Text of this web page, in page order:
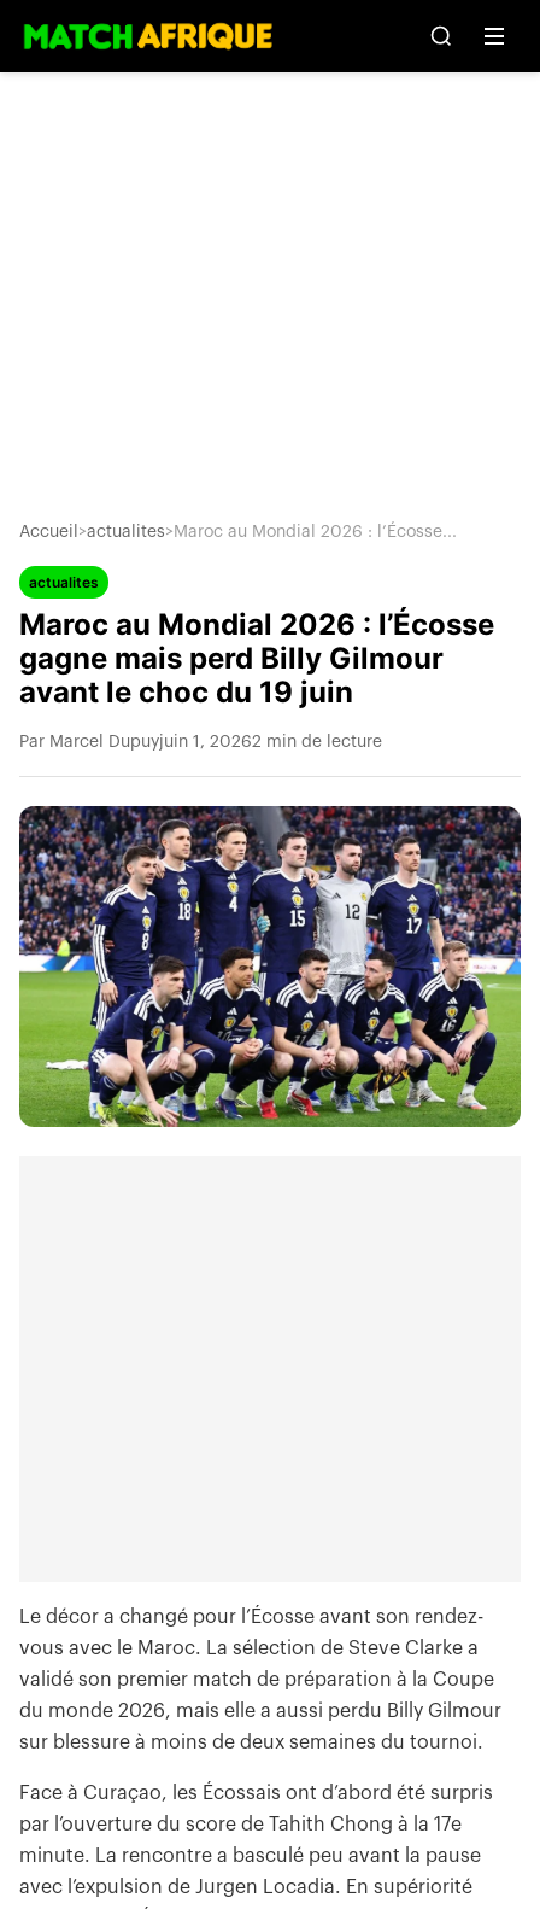
Accueil >actualites> Maroc au Mondial 2026 : l’Écosse...
actualites
Maroc au Mondial 2026 : l’Écosse
gagne mais perd Billy Gilmour
avant le choc du 19 juin
Par Marcel Dupuyjuin 1, 20262 min de lecture
Le décor a changé pour l’Écosse avant son rendez-
vous avec le Maroc. La sélection de Steve Clarke a
validé son premier match de préparation à la Coupe
du monde 2026, mais elle a aussi perdu Billy Gilmour
sur blessure à moins de deux semaines du tournoi.
Face à Curaçao, les Écossais ont d’abord été surpris
par l’ouverture du score de Tahith Chong à la 17e
minute. La rencontre a basculé peu avant la pause
avec l’expulsion de Jurgen Locadia. En supériorité